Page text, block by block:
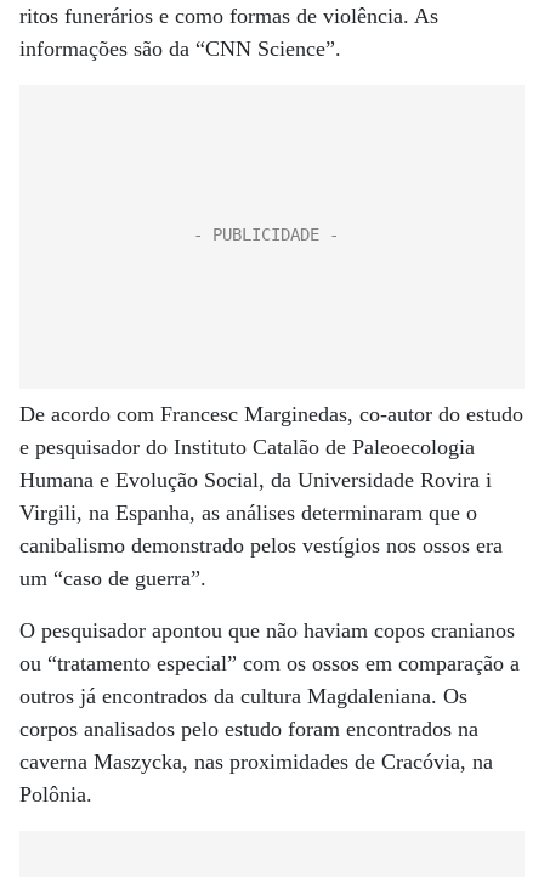
ritos funerários e como formas de violência. As
informações são da “CNN Science”.
De acordo com Francesc Marginedas, co-autor do estudo
e pesquisador do Instituto Catalão de Paleoecologia
Humana e Evolução Social, da Universidade Rovira i
Virgili, na Espanha, as análises determinaram que o
canibalismo demonstrado pelos vestígios nos ossos era
um “caso de guerra”.
O pesquisador apontou que não haviam copos cranianos
ou “tratamento especial” com os ossos em comparação a
outros já encontrados da cultura Magdaleniana. Os
corpos analisados pelo estudo foram encontrados na
caverna Maszycka, nas proximidades de Cracóvia, na
Polônia.